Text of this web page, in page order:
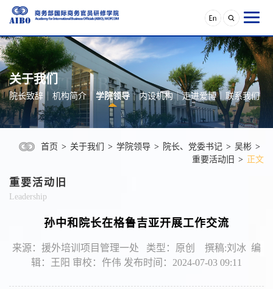
关于我们
院长致辞 机构简介 学院领导 内设机构 走进爱博 联系我们
首页 > 关于我们 > 学院领导 > 院长、党委书记 > 吴彬 >
重要活动旧 > 正文
重要活动旧
Leadership
孙中和院长在格鲁吉亚开展工作交流
来源：援外培训项目管理一处 类型：原创 撰稿:刘冰 编
辑：王阳 审校：仵伟 发布时间：2024-07-03 09:11